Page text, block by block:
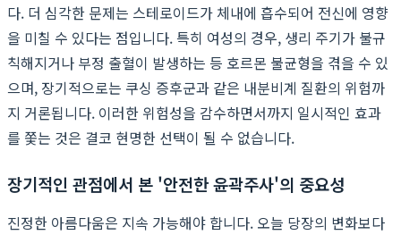
다. 더 심각한 문제는 스테로이드가 체내에 흡수되어 전신에 영향
을 미칠 수 있다는 점입니다. 특히 여성의 경우, 생리 주기가 불규
칙해지거나 부정 출혈이 발생하는 등 호르몬 불균형을 겪을 수 있
으며, 장기적으로는 쿠싱 증후군과 같은 내분비계 질환의 위험까
지 거론됩니다. 이러한 위험성을 감수하면서까지 일시적인 효과
를 쫓는 것은 결코 현명한 선택이 될 수 없습니다.
장기적인 관점에서 본 '안전한 윤곽주사'의 중요성
진정한 아름다움은 지속 가능해야 합니다. 오늘 당장의 변화보다